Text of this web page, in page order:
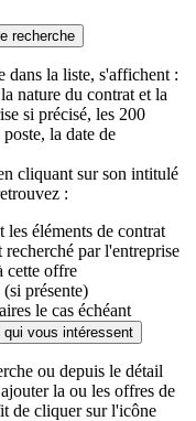
recherche
dans la liste, s'affichent :
nature du contrat et la
si précisé, les 200
la date de
cliquant sur son intitulé
:
les éléments de contrat
par l'entreprise
cette offre
présente)
le cas échéant
vous intéressent
ou depuis le détail
la ou les offres de
de cliquer sur l'icône